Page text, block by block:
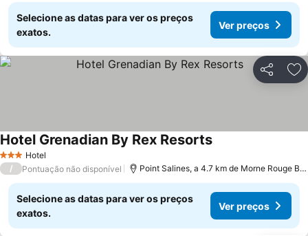
Selecione as datas para ver os preços
exatos.
Ver preços
Partilhar
3 EstrelasHotel
Hotel Grenadian By Rex Resorts
/ Pontuação não disponível Point Salines, a 4.7 km de Morne Rouge Bay
Selecione as datas para ver os preços
exatos.
Ver preços